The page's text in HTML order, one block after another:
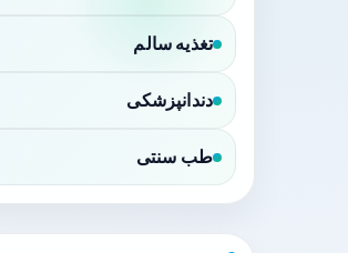
تغذیه سالم
دندانپزشکی
طب سنتی